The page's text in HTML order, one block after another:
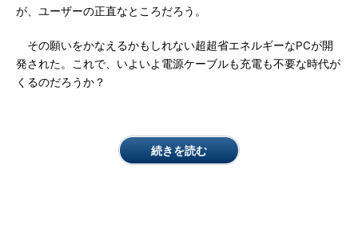
が、ユーザーの正直なところだろう。
その願いをかなえるかもしれない超超省エネルギーなPCが開
発された。これで、いよいよ電源ケーブルも充電も不要な時代が
くるのだろうか？
続きを読む